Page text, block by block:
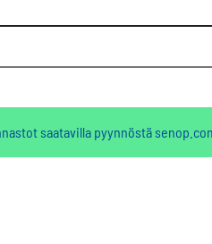
saatavilla pyynnöstä